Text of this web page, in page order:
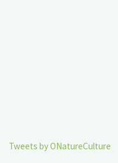
Tweets by ONatureCulture